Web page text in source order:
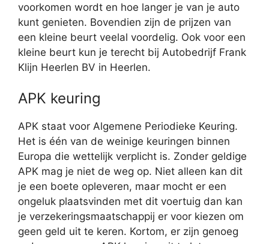
voorkomen wordt en hoe langer je van je auto
kunt genieten. Bovendien zijn de prijzen van
een kleine beurt veelal voordelig. Ook voor een
kleine beurt kun je terecht bij Autobedrijf Frank
Klijn Heerlen BV in Heerlen.
APK keuring
APK staat voor Algemene Periodieke Keuring.
Het is één van de weinige keuringen binnen
Europa die wettelijk verplicht is. Zonder geldige
APK mag je niet de weg op. Niet alleen kan dit
je een boete opleveren, maar mocht er een
ongeluk plaatsvinden met dit voertuig dan kan
je verzekeringsmaatschappij er voor kiezen om
geen geld uit te keren. Kortom, er zijn genoeg